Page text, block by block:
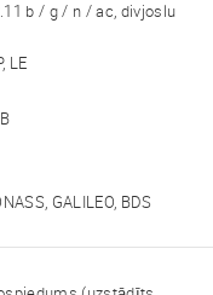
b / g / n / ac, divjoslu
LE
GALILEO, BDS